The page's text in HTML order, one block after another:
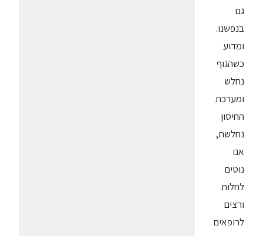
גם
בנפשנו.
ומדוע
כשהגוף
נחלש
ומערכת
החיסון
נחלשת,
אנו
נוטים
לחלות
ורצים
לרופאים